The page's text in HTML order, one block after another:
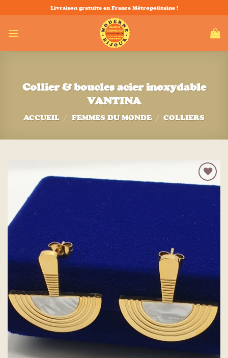
au
contenu
Livraison gratuite en France Métropolitaine !
Collier & boucles acier inoxydable
VANTINA
ACCUEIL / FEMMES DU MONDE / COLLIERS
d’envies